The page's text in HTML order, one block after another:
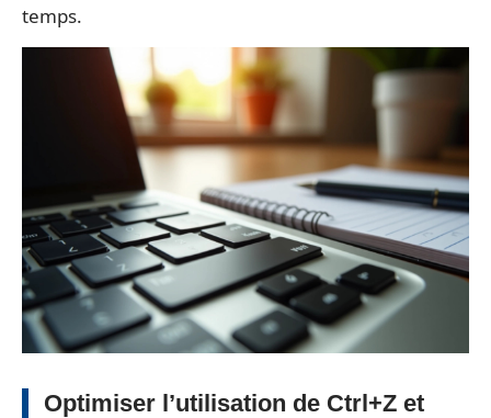
temps.
Optimiser l’utilisation de Ctrl+Z et